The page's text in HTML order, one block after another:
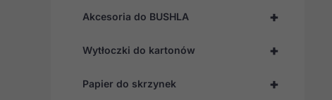
+
Akcesoria do BUSHLA
+
Wytłoczki do kartonów
+
Papier do skrzynek